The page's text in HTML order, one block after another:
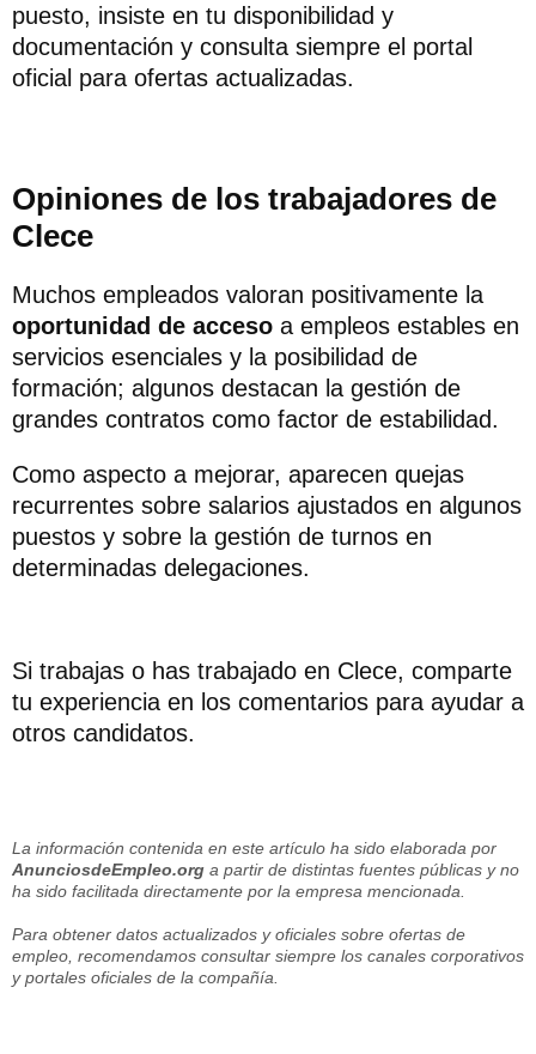
puesto, insiste en tu disponibilidad y
documentación y consulta siempre el portal
oficial para ofertas actualizadas.
Opiniones de los trabajadores de
Clece
Muchos empleados valoran positivamente la
oportunidad de acceso a empleos estables en
servicios esenciales y la posibilidad de
formación; algunos destacan la gestión de
grandes contratos como factor de estabilidad.
Como aspecto a mejorar, aparecen quejas
recurrentes sobre salarios ajustados en algunos
puestos y sobre la gestión de turnos en
determinadas delegaciones.
Si trabajas o has trabajado en Clece, comparte
tu experiencia en los comentarios para ayudar a
otros candidatos.
La información contenida en este artículo ha sido elaborada por
AnunciosdeEmpleo.org a partir de distintas fuentes públicas y no
ha sido facilitada directamente por la empresa mencionada.
Para obtener datos actualizados y oficiales sobre ofertas de
empleo, recomendamos consultar siempre los canales corporativos
y portales oficiales de la compañía.